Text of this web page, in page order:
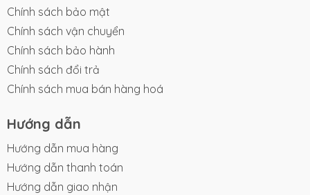
Chính sách bảo mật
Chính sách vận chuyển
Chính sách bảo hành
Chính sách đổi trả
Chính sách mua bán hàng hoá
Hướng dẫn
Hướng dẫn mua hàng
Hướng dẫn thanh toán
Hướng dẫn giao nhận